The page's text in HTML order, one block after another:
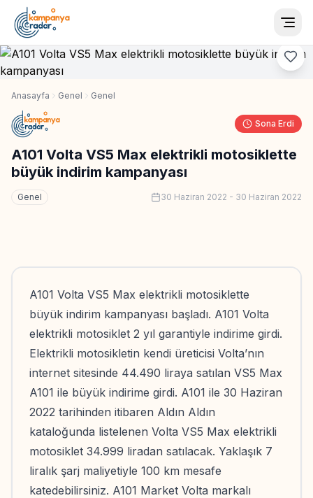
Anasayfa Genel Genel
Sona Erdi
A101 Volta VS5 Max elektrikli motosiklette
büyük indirim kampanyası
Genel 30 Haziran 2022 - 30 Haziran 2022
A101 Volta VS5 Max elektrikli motosiklette
büyük indirim kampanyası başladı. A101 Volta
elektrikli motosiklet 2 yıl garantiyle indirime girdi.
Elektrikli motosikletin kendi üreticisi Volta’nın
internet sitesinde 44.490 liraya satılan VS5 Max
A101 ile büyük indirime girdi. A101 ile 30 Haziran
2022 tarihinden itibaren Aldın Aldın
kataloğunda listelenen Volta VS5 Max elektrikli
motosiklet 34.999 liradan satılacak. Yaklaşık 7
liralık şarj maliyetiyle 100 km mesafe
katedebilirsiniz. A101 Market Volta markalı